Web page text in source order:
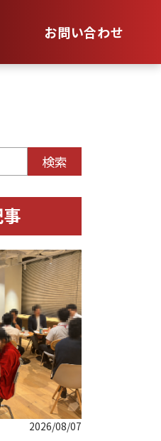
お問い合わせ
検索
2026/08/07